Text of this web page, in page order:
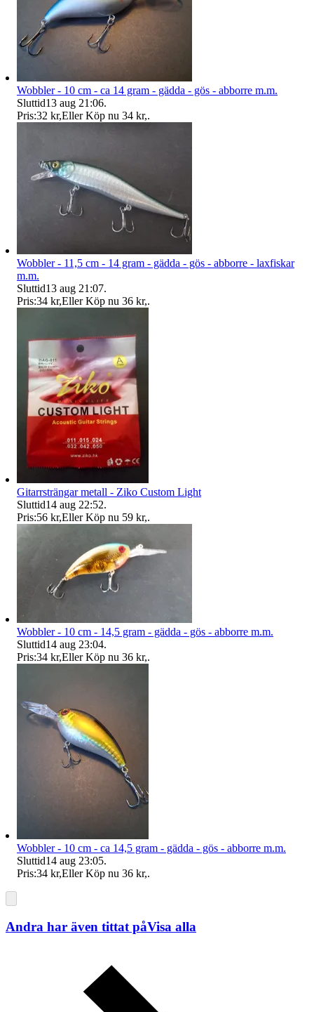
Wobbler - 10 cm - ca 14 gram - gädda - gös - abborre m.m.
Sluttid13 aug 21:06.
Pris:32 kr,Eller Köp nu 34 kr,.
Wobbler - 11,5 cm - 14 gram - gädda - gös - abborre - laxfiskar
m.m.
Sluttid13 aug 21:07.
Pris:34 kr,Eller Köp nu 36 kr,.
Gitarrsträngar metall - Ziko Custom Light
Sluttid14 aug 22:52.
Pris:56 kr,Eller Köp nu 59 kr,.
Wobbler - 10 cm - 14,5 gram - gädda - gös - abborre m.m.
Sluttid14 aug 23:04.
Pris:34 kr,Eller Köp nu 36 kr,.
Wobbler - 10 cm - ca 14,5 gram - gädda - gös - abborre m.m.
Sluttid14 aug 23:05.
Pris:34 kr,Eller Köp nu 36 kr,.
Andra har även tittat påVisa alla